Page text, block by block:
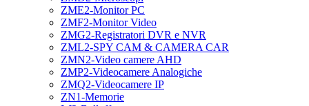
ZME2-Monitor PC
ZMF2-Monitor Video
ZMG2-Registratori DVR e NVR
ZML2-SPY CAM & CAMERA CAR
ZMN2-Video camere AHD
ZMP2-Videocamere Analogiche
ZMQ2-Videocamere IP
ZN1-Memorie